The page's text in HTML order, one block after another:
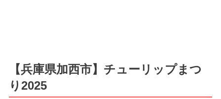
【兵庫県加西市】チューリップまつ
り2025